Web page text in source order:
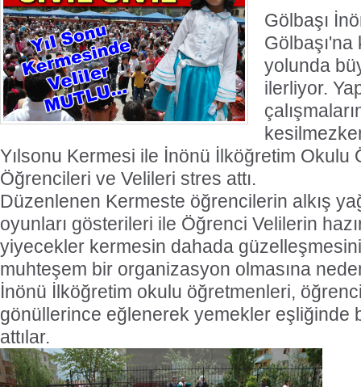
Gölbaşı
Gölbaşı'na
yolunda
ilerliyor.
Yılsonu Kermesi ile İnönü İlköğretim Okulu
Öğrencileri ve Velileri stres attı.
Düzenlenen Kermeste öğrencilerin alkış
oyunları gösterileri ile Öğrenci Velilerin
yiyecekler kermesin dahada
muhteşem bir organizasyon olmasına
İnönü İlköğretim okulu öğretmenleri,
gönüllerince eğlenerek yemekler eşliğinde
attılar.